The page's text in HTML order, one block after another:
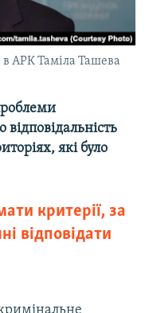
АРК Таміла Ташева
які було
критерії, за
відповідати